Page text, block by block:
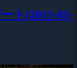
ト(2011-03-